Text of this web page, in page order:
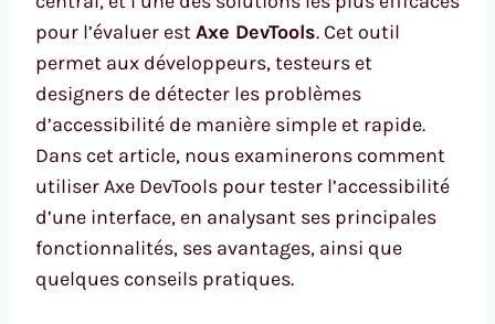
pour l’évaluer estAxe DevTools. Cet outil
permet aux développeurs, testeurs et
designers de détecter les problèmes
d’accessibilité de manière simple et rapide.
Dans cet article, nous examinerons comment
utiliser Axe DevTools pour tester l’accessibilité
d’une interface, en analysant ses principales
fonctionnalités, ses avantages, ainsi que
quelques conseils pratiques.